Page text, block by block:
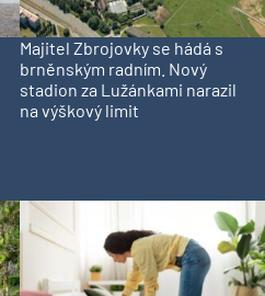
Majitel Zbrojovky se hádá s
brněnským radním. Nový
stadion za Lužánkami narazil
na výškový limit